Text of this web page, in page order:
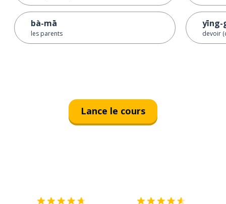
bà-mā
les parents
yīng-
devoir
Lance le cours